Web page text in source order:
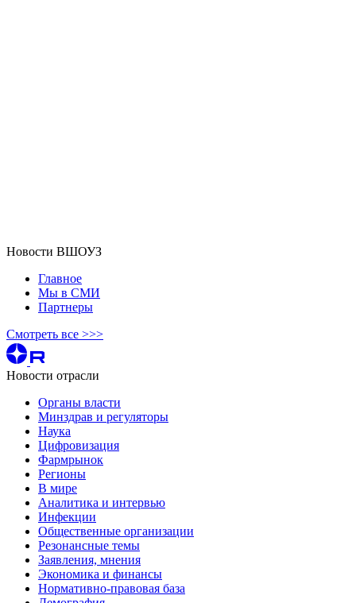
Новости ВШОУЗ
Главное
Мы в СМИ
Партнеры
Смотреть все >>>
Новости отрасли
Органы власти
Минздрав и регуляторы
Наука
Цифровизация
Фармрынок
Регионы
В мире
Аналитика и интервью
Инфекции
Общественные организации
Резонансные темы
Заявления, мнения
Экономика и финансы
Нормативно-правовая база